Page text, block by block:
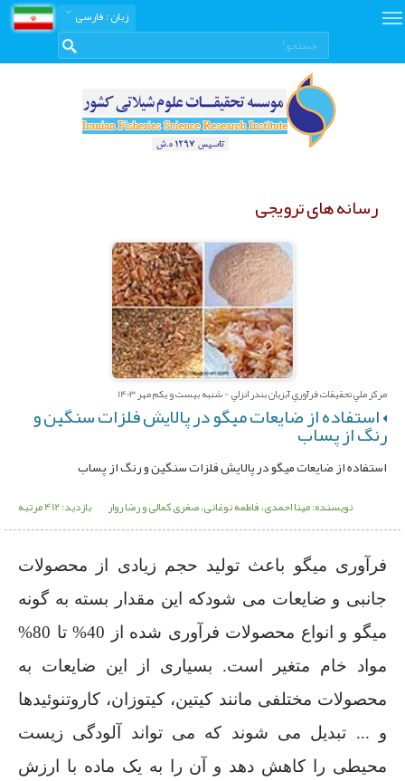
زبان: فارسی
رسانه های ترویجی
مرکز ملي تحقيقات فرآوري آبزيان بندر انزلي - شنبه بیست و یکم مهر 1403
استفاده از ضایعات میگو در پالایش فلزات سنگین و
رنگ از پساب
استفاده از ضایعات میگو در پالایش فلزات سنگین و رنگ از پساب
نویسنده: مینا احمدی، فاطمه نوغانی، صغری کمالی و رضا روار بازدید: 412 مرتبه
فرآوری میگو باعث تولید حجم زیادی از محصولات
جانبی و ضایعات می شودکه این مقدار بسته به گونه
میگو و انواع محصولات فرآوری شده از 40% تا 80%
مواد خام متغیر است. بسیاری از این ضایعات به
محصولات مختلفی مانند کیتین، کیتوزان، کاروتنوئیدها
و ... تبدیل می شوند که می تواند آلودگی زیست
محیطی را کاهش دهد و آن را به یک ماده با ارزش